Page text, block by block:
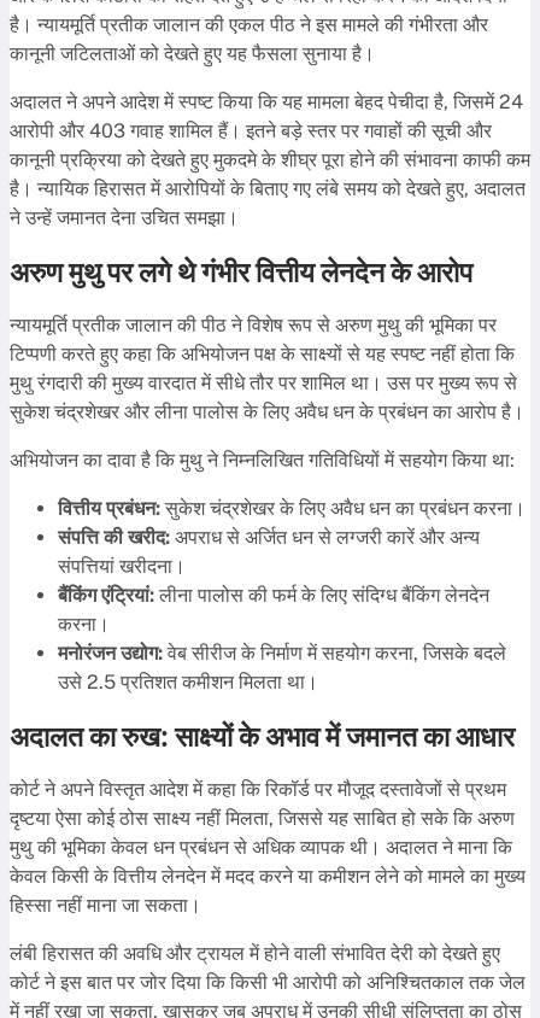
है। न्यायमूर्ति प्रतीक जालान की एकल पीठ ने इस मामले की गंभीरता और
कानूनी जटिलताओं को देखते हुए यह फैसला सुनाया है।
अदालत ने अपने आदेश में स्पष्ट किया कि यह मामला बेहद पेचीदा है, जिसमें 24
आरोपी और 403 गवाह शामिल हैं। इतने बड़े स्तर पर गवाहों की सूची और
कानूनी प्रक्रिया को देखते हुए मुकदमे के शीघ्र पूरा होने की संभावना काफी कम
है। न्यायिक हिरासत में आरोपियों के बिताए गए लंबे समय को देखते हुए, अदालत
ने उन्हें जमानत देना उचित समझा।
अरुण मुथु पर लगे थे गंभीर वित्तीय लेनदेन के आरोप
न्यायमूर्ति प्रतीक जालान की पीठ ने विशेष रूप से अरुण मुथु की भूमिका पर
टिप्पणी करते हुए कहा कि अभियोजन पक्ष के साक्ष्यों से यह स्पष्ट नहीं होता कि
मुथु रंगदारी की मुख्य वारदात में सीधे तौर पर शामिल था। उस पर मुख्य रूप से
सुकेश चंद्रशेखर और लीना पालोस के लिए अवैध धन के प्रबंधन का आरोप है।
अभियोजन का दावा है कि मुथु ने निम्नलिखित गतिविधियों में सहयोग किया था:
वित्तीय प्रबंधन: सुकेश चंद्रशेखर के लिए अवैध धन का प्रबंधन करना।
संपत्ति की खरीद: अपराध से अर्जित धन से लग्जरी कारें और अन्य
संपत्तियां खरीदना।
बैंकिंग एंट्रियां: लीना पालोस की फर्म के लिए संदिग्ध बैंकिंग लेनदेन
करना।
मनोरंजन उद्योग: वेब सीरीज के निर्माण में सहयोग करना, जिसके बदले
उसे 2.5 प्रतिशत कमीशन मिलता था।
अदालत का रुख: साक्ष्यों के अभाव में जमानत का आधार
कोर्ट ने अपने विस्तृत आदेश में कहा कि रिकॉर्ड पर मौजूद दस्तावेजों से प्रथम
दृष्टया ऐसा कोई ठोस साक्ष्य नहीं मिलता, जिससे यह साबित हो सके कि अरुण
मुथु की भूमिका केवल धन प्रबंधन से अधिक व्यापक थी। अदालत ने माना कि
केवल किसी के वित्तीय लेनदेन में मदद करने या कमीशन लेने को मामले का मुख्य
हिस्सा नहीं माना जा सकता।
लंबी हिरासत की अवधि और ट्रायल में होने वाली संभावित देरी को देखते हुए
कोर्ट ने इस बात पर जोर दिया कि किसी भी आरोपी को अनिश्चितकाल तक जेल
में नहीं रखा जा सकता, खासकर जब अपराध में उनकी सीधी संलिप्तता का ठोस